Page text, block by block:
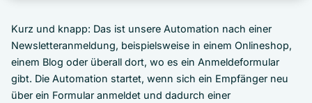
Kurz und knapp: Das ist unsere Automation nach einer
Newsletteranmeldung, beispielsweise in einem Onlineshop,
einem Blog oder überall dort, wo es ein Anmeldeformular
gibt. Die Automation startet, wenn sich ein Empfänger neu
über ein Formular anmeldet und dadurch einer